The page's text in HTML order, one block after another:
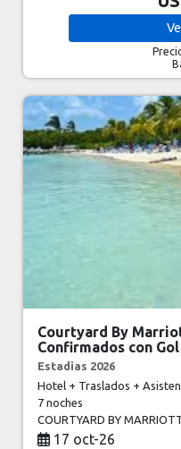
Courtyard By
Confirmados con Gol
Estadias 2026
Hotel + Traslados +
7 noches
COURTYARD BY
17 oct-26